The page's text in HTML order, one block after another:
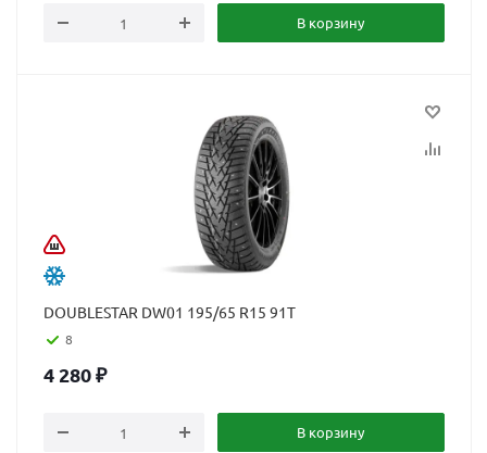
В корзину
DOUBLESTAR DW01 195/65 R15 91T
8
4 280₽
В корзину